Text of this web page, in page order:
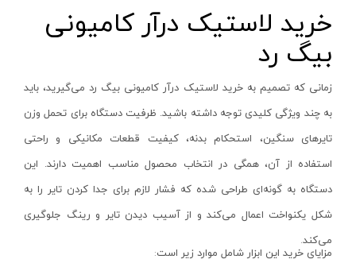
بدون دسته‌بندی
برندها
ابزار خانگی
ابزار تراشکاری
الکترونیک و روشنایی
ابزار ساختمانی
لوازم جانبی خودرو
علف زن نووا
علف زن کنزاکس
آروا - ARVA
آاگ - AEG
آنکور - Anchor
آینهل - Einhell
ان ای سی - NEC
ایران ترانس - Iran Trans
بوش - Bosch
توسن - Tosan
جنیوس - Genius
آبی
خرید لاستیک درآر کامیونی
بیگ رد
زمانی که تصمیم به خرید لاستیک درآر کامیونی بیگ رد می‌گیرید، باید
به چند ویژگی کلیدی توجه داشته باشید. ظرفیت دستگاه برای تحمل وزن
تایرهای سنگین، استحکام بدنه، کیفیت قطعات مکانیکی و راحتی
استفاده از آن، همگی در انتخاب محصول مناسب اهمیت دارند. این
دستگاه به گونه‌ای طراحی شده که فشار لازم برای جدا کردن تایر را به
شکل یکنواخت اعمال می‌کند و از آسیب دیدن تایر و رینگ جلوگیری
می‌کند.
مزایای خرید این ابزار شامل موارد زیر است: